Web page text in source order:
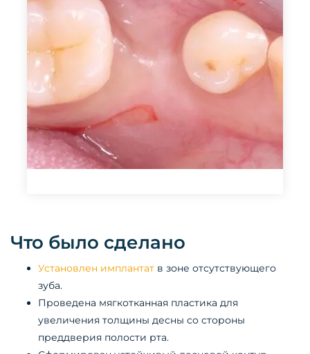
Что было сделано
Установлен имплантат в зоне отсутствующего
зуба.
Проведена мягкотканная пластика для
увеличения толщины десны со стороны
преддверия полости рта.